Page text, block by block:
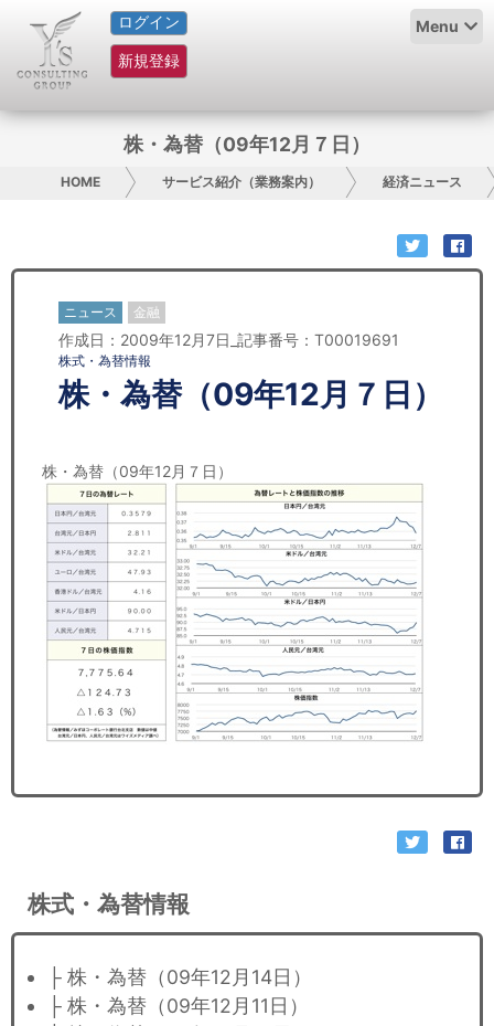
ログイン
新規登録
Menu
HOME
サービス紹介
グループ概要
日本人にPR
コンサルティング
セミナー
経済ニュース
労務顧問
ＩＴ
飲食店情報
株・為替（09年12月７日）
HOME サービス紹介（業務案内） 経済ニュース
ニュース 金融
作成日：2009年12月7日_記事番号：T00019691
株式・為替情報
株・為替（09年12月７日）
株・為替（09年12月７日）
株式・為替情報
├ 株・為替（09年12月14日）
├ 株・為替（09年12月11日）